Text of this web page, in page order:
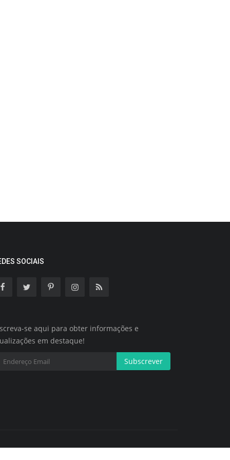
SOCIAIS
se aqui para obter informações e
em destaque!
Subscrever